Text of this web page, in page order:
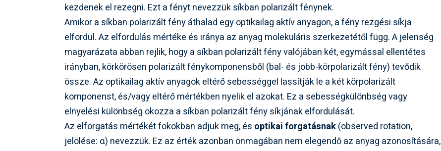
kezdenek el rezegni. Ezt a fényt nevezzük síkban polarizált fénynek.
Amikor a síkban polarizált fény áthalad egy optikailag aktív anyagon, a fény rezgési síkja
elfordul. Az elfordulás mértéke és iránya az anyag molekuláris szerkezetétől függ. A jelenség
magyarázata abban rejlik, hogy a síkban polarizált fény valójában két, egymással ellentétes
irányban, körkörösen polarizált fénykomponensből (bal- és jobb-körpolarizált fény) tevődik
össze. Az optikailag aktív anyagok eltérő sebességgel lassítják le a két körpolarizált
komponenst, és/vagy eltérő mértékben nyelik el azokat. Ez a sebességkülönbség vagy
elnyelési különbség okozza a síkban polarizált fény síkjának elfordulását.
Az elforgatás mértékét fokokban adjuk meg, és optikai forgatásnak(observed rotation,
jelölése: α) nevezzük. Ez az érték azonban önmagában nem elegendő az anyag azonosítására,